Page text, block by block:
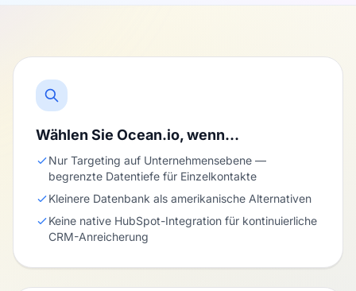
Wählen Sie Ocean.io, wenn…
Nur Targeting auf Unternehmensebene —
begrenzte Datentiefe für Einzelkontakte
Kleinere Datenbank als amerikanische Alternativen
Keine native HubSpot-Integration für kontinuierliche
CRM-Anreicherung